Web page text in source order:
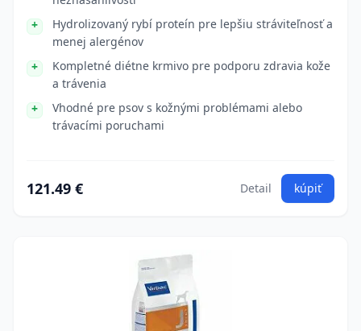
Hydrolizovaný rybí proteín pre lepšiu stráviteľnosť a
menej alergénov
Kompletné diétne krmivo pre podporu zdravia kože
a trávenia
Vhodné pre psov s kožnými problémami alebo
trávacími poruchami
121.49 € Detail kúpiť